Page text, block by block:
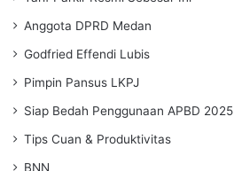
Anggota DPRD Medan
Godfried Effendi Lubis
Pimpin Pansus LKPJ
Siap Bedah Penggunaan APBD 2025
Tips Cuan & Produktivitas
BNN